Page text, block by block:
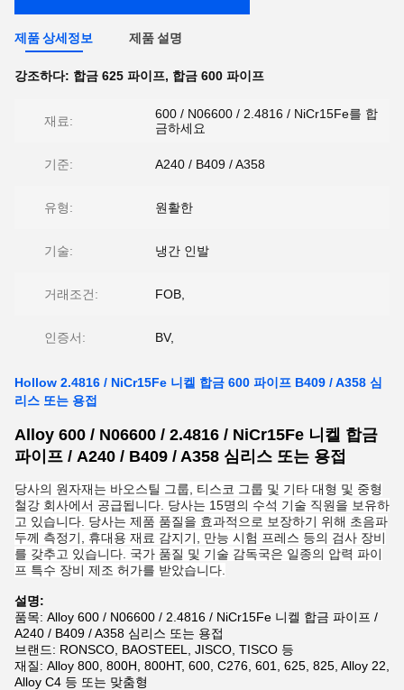
제품 상세정보 제품 설명
강조하다: 합금 625 파이프, 합금 600 파이프
재료:
600 / N06600 / 2.4816 / NiCr15Fe를 합
금하세요
기준: A240 / B409 / A358
유형: 원활한
기술: 냉간 인발
거래조건: FOB,
인증서: BV,
Hollow 2.4816 / NiCr15Fe 니켈 합금 600 파이프 B409 / A358 심
리스 또는 용접
Alloy 600 / N06600 / 2.4816 / NiCr15Fe 니켈 합금
파이프 / A240 / B409 / A358 심리스 또는 용접
당사의 원자재는 바오스틸 그룹, 티스코 그룹 및 기타 대형 및 중형
철강 회사에서 공급됩니다. 당사는 15명의 수석 기술 직원을 보유하
고 있습니다. 당사는 제품 품질을 효과적으로 보장하기 위해 초음파
두께 측정기, 휴대용 재료 감지기, 만능 시험 프레스 등의 검사 장비
를 갖추고 있습니다. 국가 품질 및 기술 감독국은 일종의 압력 파이
프 특수 장비 제조 허가를 받았습니다.
설명:
품목: Alloy 600 / N06600 / 2.4816 / NiCr15Fe 니켈 합금 파이프 /
A240 / B409 / A358 심리스 또는 용접
브랜드: RONSCO, BAOSTEEL, JISCO, TISCO 등
재질: Alloy 800, 800H, 800HT, 600, C276, 601, 625, 825, Alloy 22,
Alloy C4 등 또는 맞춤형